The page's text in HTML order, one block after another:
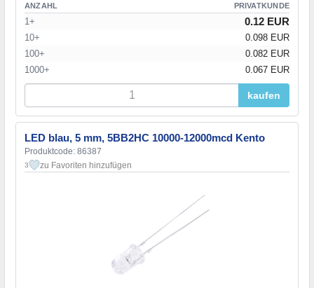
ANZAHL PRIVATKUNDE
1+ 0.12 EUR
10+
0.098 EUR
100+
0.082 EUR
1000+
0.067 EUR
kaufen
LED blau, 5 mm, 5BB2HC 10000-12000mcd Kento
Produktcode: 86387
3 zu Favoriten hinzufügen